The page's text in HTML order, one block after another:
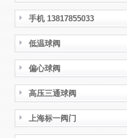
手机 13817855033
低温球阀
偏心球阀
高压三通球阀
上海标一阀门